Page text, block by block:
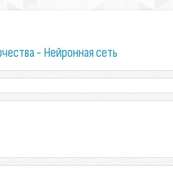
- Нейронная сеть